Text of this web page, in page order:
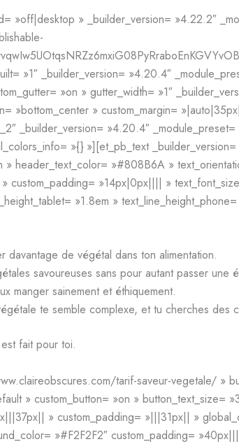
»off|desktop » _builder_version= »4.22.2″
»1″ _builder_version= »4.20.4″
»on » gutter_width= »1″
»bottom_center » custom_margin=
_builder_version= »4.20.4″
»{} »][et_pb_text
» header_text_color= »#808B6A »
custom_padding= »14px|0px|||| »
»1.8em »
davantage de végétal dans ton alimentation.
savoureuses sans pour autant passer une
manger sainement et éthiquement.
te semble complexe, et tu cherches
fait pour toi.
tarif-saveur-vegetale/ »
» custom_button= »on »
» custom_padding= »|||31px|| »
»#F2F2F2″ custom_padding=